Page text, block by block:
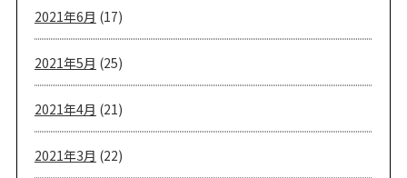
2021年6月 (17)
2021年5月 (25)
2021年4月 (21)
2021年3月 (22)